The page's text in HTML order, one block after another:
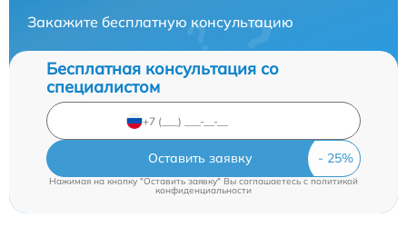
Закажите бесплатную консультацию
Бесплатная консультация со
специалистом
Оставить заявку
Нажимая на кнопку "Оставить заявку" Вы соглашаетесь cполитикой
конфиденциальности